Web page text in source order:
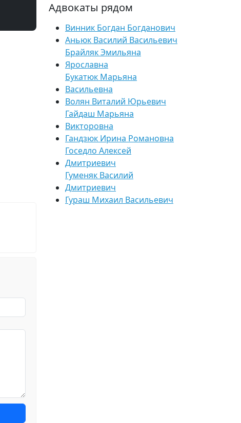
Адвокаты рядом
Винник Богдан Богданович
Аньюк Василий Васильевич
Брайляк Эмильяна
Ярославна
Букатюк Марьяна
Васильевна
Волян Виталий Юрьевич
Гайдаш Марьяна
Викторовна
Гандзюк Ирина Романовна
Госедло Алексей
Дмитриевич
Гуменяк Василий
Дмитриевич
Гураш Михаил Васильевич